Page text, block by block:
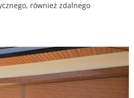
również zdalnego